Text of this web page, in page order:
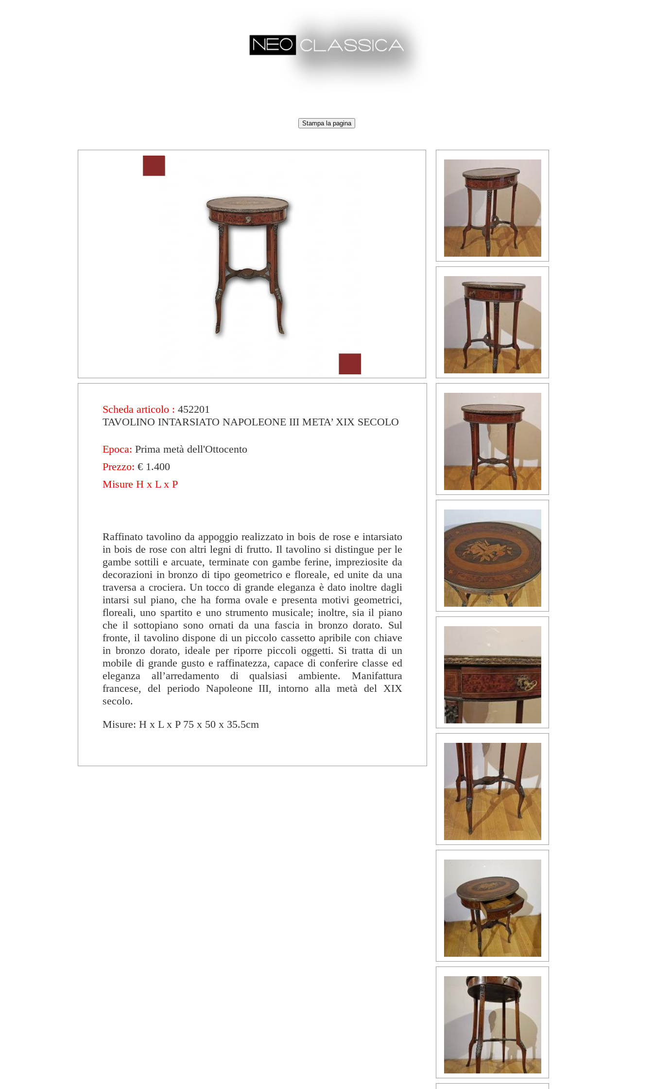
Scheda articolo : 452201
TAVOLINO INTARSIATO NAPOLEONE III META’ XIX SECOLO
Epoca: Prima metà dell'Ottocento
Prezzo: € 1.400
Misure H x L x P
Raffinato tavolino da appoggio realizzato in bois de rose e intarsiato
in bois de rose con altri legni di frutto. Il tavolino si distingue per le
gambe sottili e arcuate, terminate con gambe ferine, impreziosite da
decorazioni in bronzo di tipo geometrico e floreale, ed unite da una
traversa a crociera. Un tocco di grande eleganza è dato inoltre dagli
intarsi sul piano, che ha forma ovale e presenta motivi geometrici,
floreali, uno spartito e uno strumento musicale; inoltre, sia il piano
che il sottopiano sono ornati da una fascia in bronzo dorato. Sul
fronte, il tavolino dispone di un piccolo cassetto apribile con chiave
in bronzo dorato, ideale per riporre piccoli oggetti. Si tratta di un
mobile di grande gusto e raffinatezza, capace di conferire classe ed
eleganza all’arredamento di qualsiasi ambiente. Manifattura
francese, del periodo Napoleone III, intorno alla metà del XIX
secolo.
Misure: H x L x P 75 x 50 x 35.5cm